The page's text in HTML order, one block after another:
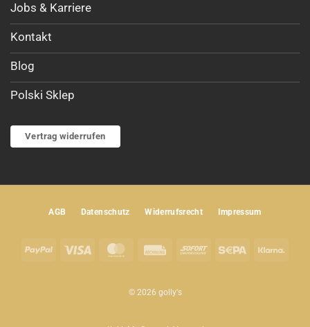
Jobs & Karriere
Kontakt
Blog
Polski Sklep
Vertrag widerrufen
AGB Datenschutz Widerrufsrecht Impressum
PayPal Visa MasterCardRechungSofort Sepa
© 2026 golly's